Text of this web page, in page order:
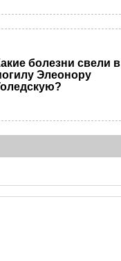
болезни свели в
Элеонору